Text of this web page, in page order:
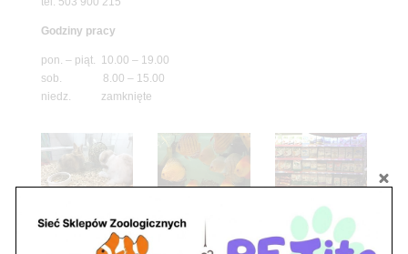
Godziny pracy
pon. – piąt. 10.00 – 19.00
sob. 8.00 – 15.00
niedz. zamknięte